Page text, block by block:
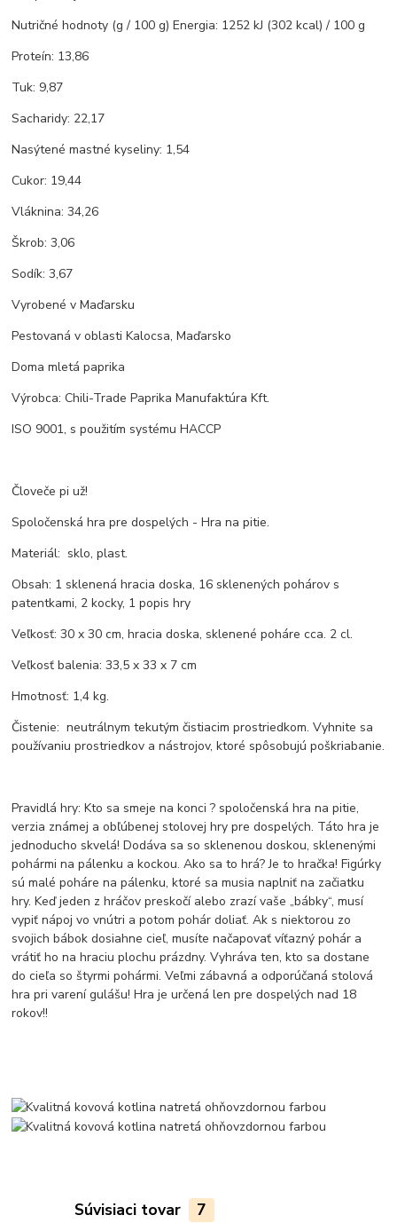
Nutričné hodnoty (g / 100 g) Energia: 1252 kJ (302 kcal) / 100 g
Proteín: 13,86
Tuk: 9,87
Sacharidy: 22,17
Nasýtené mastné kyseliny: 1,54
Cukor: 19,44
Vláknina: 34,26
Škrob: 3,06
Sodík: 3,67
Vyrobené v Maďarsku
Pestovaná v oblasti Kalocsa, Maďarsko
Doma mletá paprika
Výrobca: Chili-Trade Paprika Manufaktúra Kft.
ISO 9001, s použitím systému HACCP
Človeče pi už!
Spoločenská hra pre dospelých - Hra na pitie.
Materiál: sklo, plast.
Obsah: 1 sklenená hracia doska, 16 sklenených pohárov s
patentkami, 2 kocky, 1 popis hry
Veľkosť: 30 x 30 cm, hracia doska, sklenené poháre cca. 2 cl.
Veľkosť balenia: 33,5 x 33 x 7 cm
Hmotnosť: 1,4 kg.
Čistenie: neutrálnym tekutým čistiacim prostriedkom. Vyhnite sa
používaniu prostriedkov a nástrojov, ktoré spôsobujú poškriabanie.
Pravidlá hry: Kto sa smeje na konci ? spoločenská hra na pitie,
verzia známej a obľúbenej stolovej hry pre dospelých. Táto hra je
jednoducho skvelá! Dodáva sa so sklenenou doskou, sklenenými
pohármi na pálenku a kockou. Ako sa to hrá? Je to hračka! Figúrky
sú malé poháre na pálenku, ktoré sa musia naplniť na začiatku
hry. Keď jeden z hráčov preskočí alebo zrazí vaše „bábky“, musí
vypiť nápoj vo vnútri a potom pohár doliať. Ak s niektorou zo
svojich bábok dosiahne cieľ, musíte načapovať víťazný pohár a
vrátiť ho na hraciu plochu prázdny. Vyhráva ten, kto sa dostane
do cieľa so štyrmi pohármi. Veľmi zábavná a odporúčaná stolová
hra pri varení gulášu! Hra je určená len pre dospelých nad 18
rokov!!
Súvisiaci tovar 7